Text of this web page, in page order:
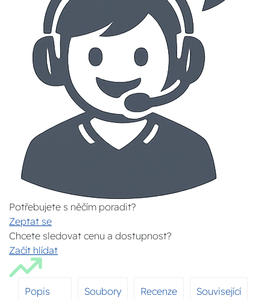
Potřebujete s něčím poradit?
Zeptat se
Chcete sledovat cenu a dostupnost?
Začít hlídat
Popis
Soubory Recenze
Související